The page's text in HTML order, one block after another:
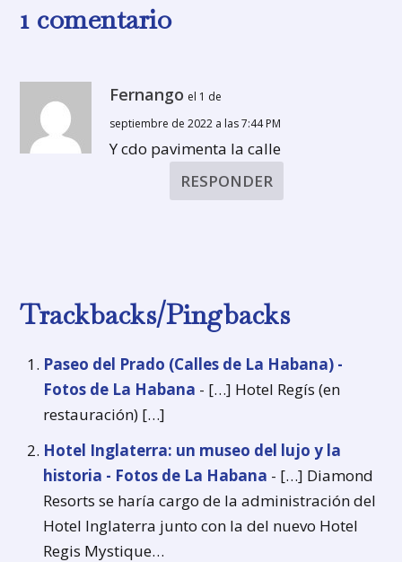
1 comentario
Fernango el 1 de
septiembre de 2022 a las 7:44 PM
Y cdo pavimenta la calle
RESPONDER
Trackbacks/Pingbacks
Paseo del Prado (Calles de La Habana) -
Fotos de La Habana - […] Hotel Regís (en
restauración) […]
Hotel Inglaterra: un museo del lujo y la
historia - Fotos de La Habana - […] Diamond
Resorts se haría cargo de la administración del
Hotel Inglaterra junto con la del nuevo Hotel
Regis Mystique…